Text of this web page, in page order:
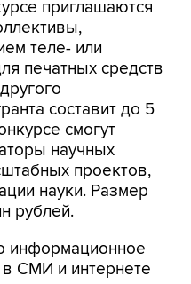
теле- или
печатных средств
составит до 5
смогут
научных
проектов,
науки. Размер
рублей.
информационное
для